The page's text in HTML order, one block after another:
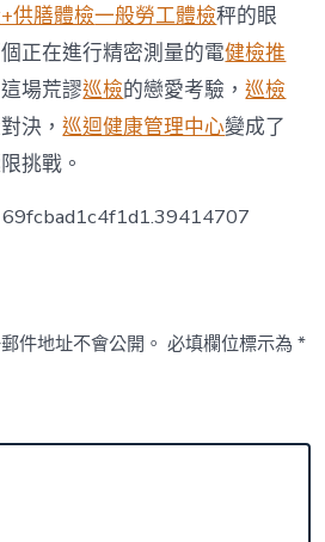
供膳體檢一般勞工體檢秤的眼
正在進行精密測量的電健檢推
場荒謬巡檢的戀愛考驗，巡檢
決，巡迴健康管理中心變成了
挑戰。
件地址不會公開。 必填欄位標示為*